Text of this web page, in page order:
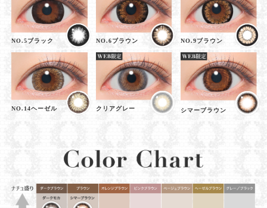
NO.5ブラック NO.6ブラウン NO.9ブラウン
NO.14ヘーゼル クリアグレー シマーブラウン